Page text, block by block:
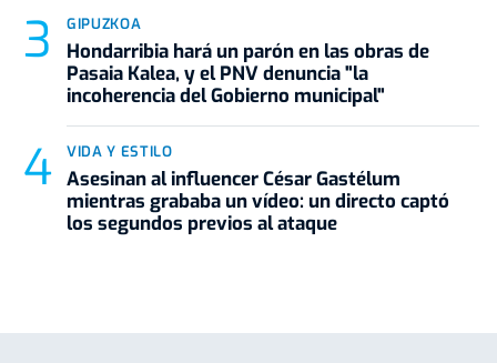
GIPUZKOA
Hondarribia hará un parón en las obras de
Pasaia Kalea, y el PNV denuncia "la
incoherencia del Gobierno municipal"
VIDA Y ESTILO
Asesinan al influencer César Gastélum
mientras grababa un vídeo: un directo captó
los segundos previos al ataque